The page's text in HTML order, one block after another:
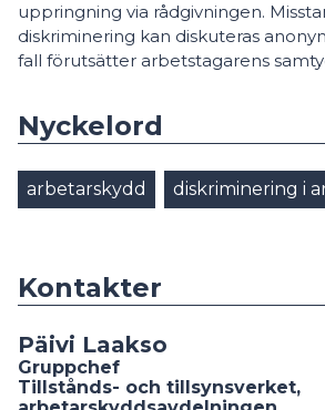
uppringning via rådgivningen.
diskriminering kan diskuteras
fall förutsätter arbetstagarens
Nyckelord
arbetarskydd diskriminering i
Kontakter
Päivi Laakso
Gruppchef
Tillstånds- och tillsynsverket,